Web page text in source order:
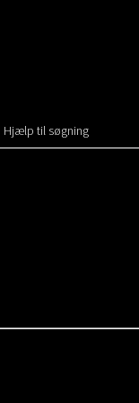
Hjælp til søgning